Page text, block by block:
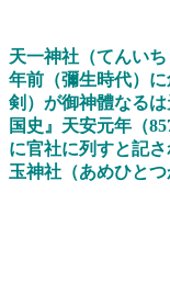
天一神社 （てんい
年前（彌生時代）に
剣）が御神體なるは
国史』 天安元年（
に官社に列すと記
玉神社 （あめひと